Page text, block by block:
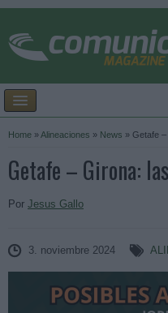
Home »Alineaciones » News » Getafe
Getafe – Girona:
Por Jesus Gallo
3. noviembre 2024